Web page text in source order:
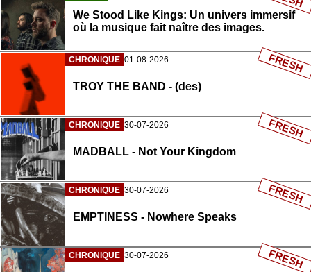
We Stood Like Kings: Un univers immersif
où la musique fait naître des images.
CHRONIQUE 01-08-2026
TROY THE BAND - (des)
FRESH
CHRONIQUE 30-07-2026
MADBALL - Not Your Kingdom
FRESH
CHRONIQUE 30-07-2026
EMPTINESS - Nowhere Speaks
FRESH
CHRONIQUE 30-07-2026 FRESH